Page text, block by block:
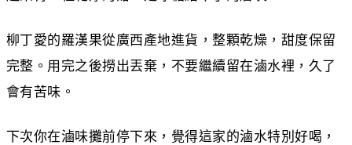
柳丁愛的羅漢果從廣西產地進貨，整顆乾燥，甜度保留
完整。用完之後撈出丟棄，不要繼續留在滷水裡，久了
會有苦味。
下次你在滷味攤前停下來，覺得這家的滷水特別好喝，